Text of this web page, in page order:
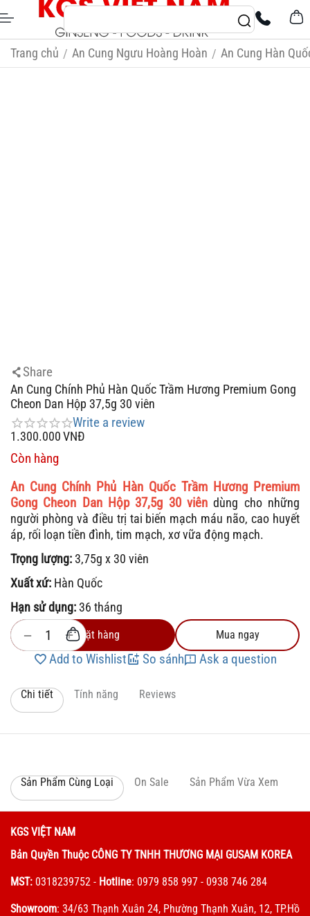
Trang chủ / An Cung Ngưu Hoàng Hoàn / An Cung Hàn
Share
An Cung Chính Phủ Hàn Quốc Trầm Hương Premium Gong
Cheon Dan Hộp 37,5g 30 viên
Write a review
1.300.000VNĐ
Còn hàng
An Cung Chính Phủ Hàn Quốc Trầm Hương Premium
Gong Cheon Dan Hộp 37,5g 30 viên dùng cho những
người phòng và điều trị tai biến mạch máu não, cao huyết
áp, rối loạn tiền đình, tim mạch, xơ vữa động mạch.
Trọng lượng: 3,75g x 30 viên
Xuất xứ: Hàn Quốc
Hạn sử dụng: 36 tháng
+
− Đặt hàng Mua ngay
Add to Wishlist So sánh Ask a question
Chi tiết Tính năng Reviews
Sản Phẩm Cùng Loại On Sale Sản Phẩm Vừa Xem
KGS VIỆT NAM
Bản Quyền Thuộc CÔNG TY TNHH THƯƠNG MẠI GUSAM KOREA
MST: 0318239752 - Hotline: 0979 858 997 - 0938 746 284
Showroom: 34/63 Thạnh Xuân 24, Phường Thạnh Xuân, 12, TP.Hồ